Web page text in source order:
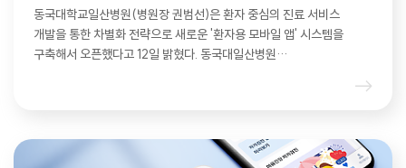
동국대학교일산병원(병원장 권범선)은 환자 중심의 진료 서비스
개발을 통한 차별화 전략으로 새로운 '환자용 모바일 앱' 시스템을
구축해서 오픈했다고 12일 밝혔다. 동국대일산병원…